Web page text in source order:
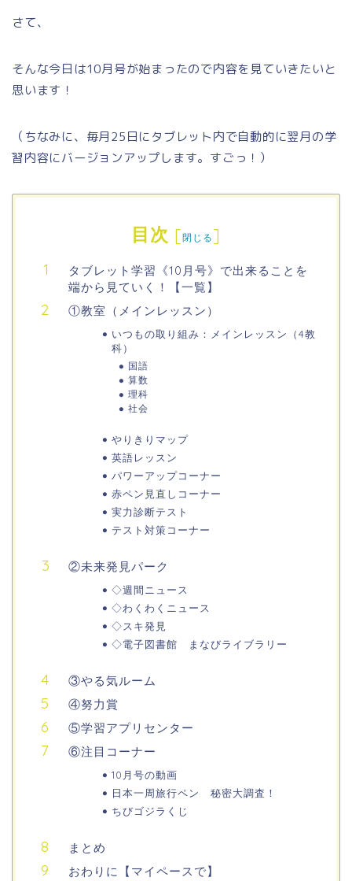
さて、
そんな今日は10月号が始まったので内容を見ていきたいと
思います！
（ちなみに、毎月25日にタブレット内で自動的に翌月の学
習内容にバージョンアップします。すごっ！）
目次 [閉じる ]
タブレット学習《10月号》で出来ることを
端から見ていく！【一覧】
①教室（メインレッスン）
いつもの取り組み：メインレッスン（4教
科）
国語
算数
理科
社会
やりきりマップ
英語レッスン
パワーアップコーナー
赤ペン見直しコーナー
実力診断テスト
テスト対策コーナー
②未来発見パーク
◇週間ニュース
◇わくわくニュース
◇スキ発見
◇電子図書館 まなびライブラリー
③やる気ルーム
④努力賞
⑤学習アプリセンター
⑥注目コーナー
10月号の動画
日本一周旅行ペン 秘密大調査！
ちびゴジラくじ
まとめ
おわりに【マイペースで】